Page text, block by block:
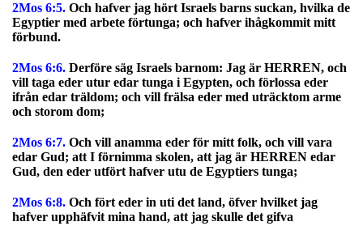
2Mos 6:5. Och hafver jag hört Israels barns suckan, hvilka de
Egyptier med arbete förtunga; och hafver ihågkommit mitt
förbund.
2Mos 6:6. Derföre säg Israels barnom: Jag är HERREN, och
vill taga eder utur edar tunga i Egypten, och förlossa eder
ifrån edar träldom; och vill frälsa eder med uträcktom arme
och storom dom;
2Mos 6:7. Och vill anamma eder för mitt folk, och vill vara
edar Gud; att I förnimma skolen, att jag är HERREN edar
Gud, den eder utfört hafver utu de Egyptiers tunga;
2Mos 6:8. Och fört eder in uti det land, öfver hvilket jag
hafver upphäfvit mina hand, att jag skulle det gifva